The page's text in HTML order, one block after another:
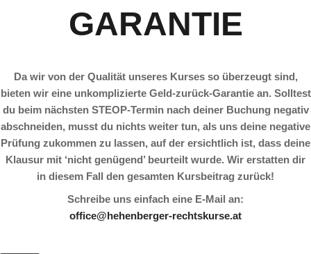
GARANTIE
Da wir von der Qualität unseres Kurses so überzeugt sind,
bieten wir eine unkomplizierte Geld-zurück-Garantie an. Solltest
du beim nächsten STEOP-Termin nach deiner Buchung negativ
abschneiden, musst du nichts weiter tun, als uns deine negative
Prüfung zukommen zu lassen, auf der ersichtlich ist, dass deine
Klausur mit ‘nicht genügend’ beurteilt wurde. Wir erstatten dir
in diesem Fall den gesamten Kursbeitrag zurück!
Schreibe uns einfach eine E-Mail an:
office@hehenberger-rechtskurse.at